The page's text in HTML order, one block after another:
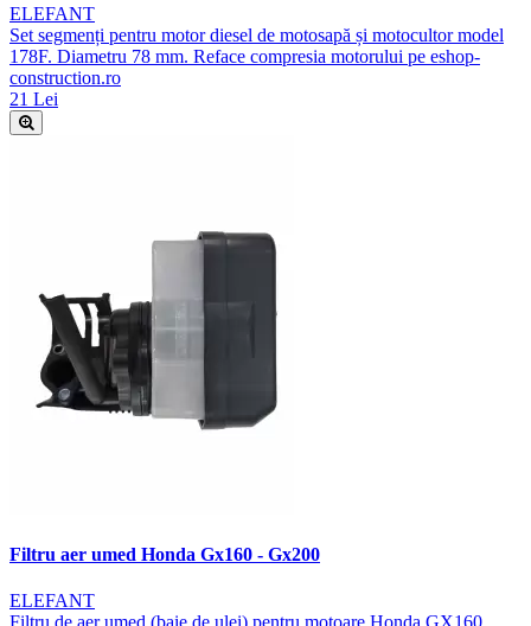
ELEFANT
Set segmenți pentru motor diesel de motosapă și motocultor model
178F. Diametru 78 mm. Reface compresia motorului pe eshop-
construction.ro
21 Lei
Filtru aer umed Honda Gx160 - Gx200
ELEFANT